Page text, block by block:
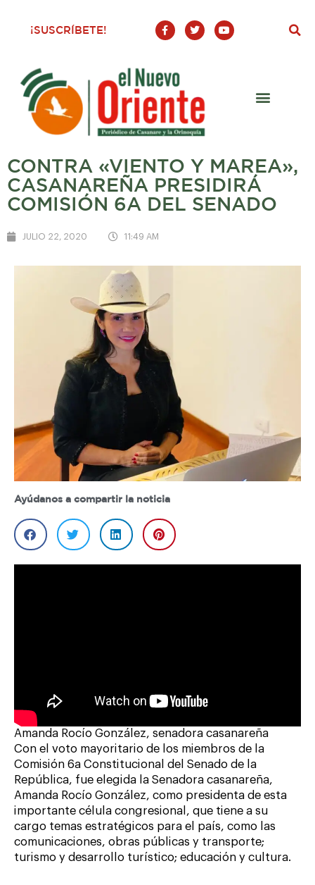
¡SUSCRÍBETE!
F
a
c
o
o
-
T
w
i
Y
o
u
CONTRA «VIENTO Y MAREA»,
CASANAREÑA PRESIDIRÁ
COMISIÓN 6A DEL SENADO
JULIO 22, 2020 11:49 AM
Ayúdanos a compartir la noticia
Amanda Rocío González, senadora casanareña
Con el voto mayoritario de los miembros de la
Comisión 6a Constitucional del Senado de la
República, fue elegida la Senadora casanareña,
Amanda Rocío González, como presidenta de esta
importante célula congresional, que tiene a su
cargo temas estratégicos para el país, como las
comunicaciones, obras públicas y transporte;
turismo y desarrollo turístico; educación y cultura.